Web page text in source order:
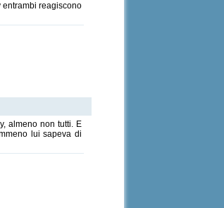
entrambi reagiscono
almeno non tutti. E
lui sapeva di